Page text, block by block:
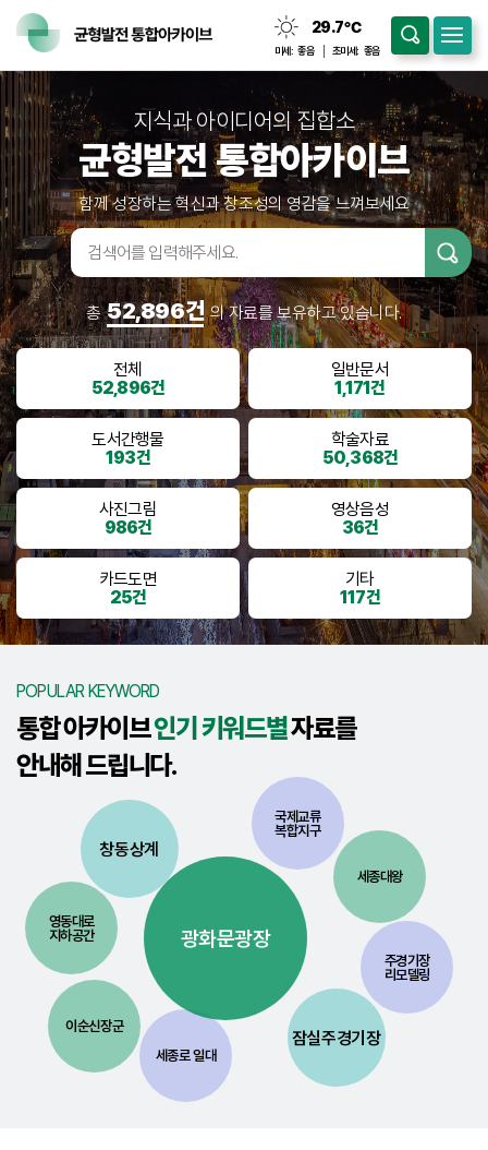
29.7℃
맑음
미세: 좋음 초미세: 좋음
지식과 아이디어의 집합소
균형발전 통합아카이브
함께 성장하는 혁신과 창조성의 영감을 느껴보세요
검색어입
력
총52,896건 의 자료를 보유하고 있습니다.
전체
52,896건
일반문서
1,171건
도서간행물
193건
학술자료
50,368건
사진그림
986건
영상음성
36건
카드도면
25건
기타
117건
POPULAR KEYWORD
통합 아카이브인기 키워드별자료를
안내해 드립니다.
영동대로
지하공간
세종로 일대
주경기장
리모델링
이순신장군
창동상계
광화문광장
국제교류
복합지구
세종대왕
잠실주경기장